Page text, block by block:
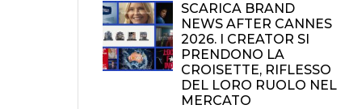
SCARICA BRAND
NEWS AFTER CANNES
2026. I CREATOR SI
PRENDONO LA
CROISETTE, RIFLESSO
DEL LORO RUOLO NEL
MERCATO